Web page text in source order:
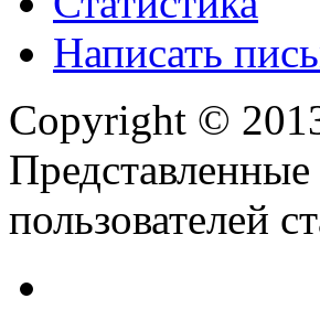
Написать
Copyright ©
пользователей